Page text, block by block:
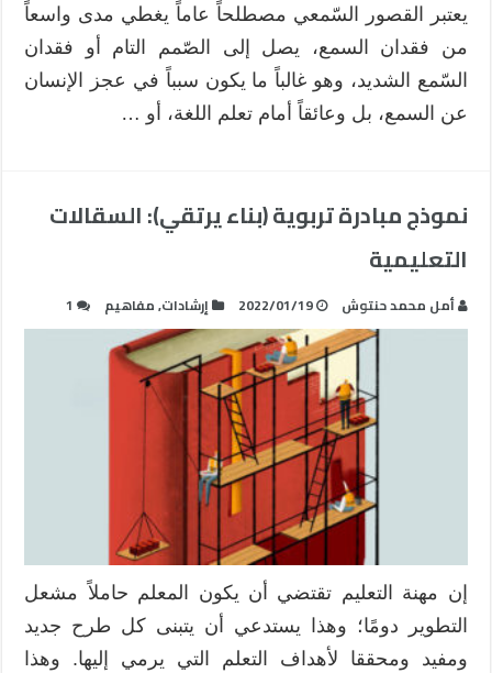
يعتبر القصور السّمعي مصطلحاً عاماً يغطي مدى واسعاً
من فقدان السمع، يصل إلى الصّمم التام أو فقدان
السّمع الشديد، وهو غالباً ما يكون سبباً في عجز الإنسان
عن السمع، بل وعائقاً أمام تعلم اللغة، أو …
نموذج مبادرة تربوية (بناء يرتقي): السقالات
التعليمية
أمل محمد حنتوش 2022/01/19 إرشادات,مفاهيم 1
إن مهنة التعليم تقتضي أن يكون المعلم حاملاً مشعل
التطوير دومًا؛ وهذا يستدعي أن يتبنى كل طرح جديد
ومفيد ومحققا لأهداف التعلم التي يرمي إليها. وهذا